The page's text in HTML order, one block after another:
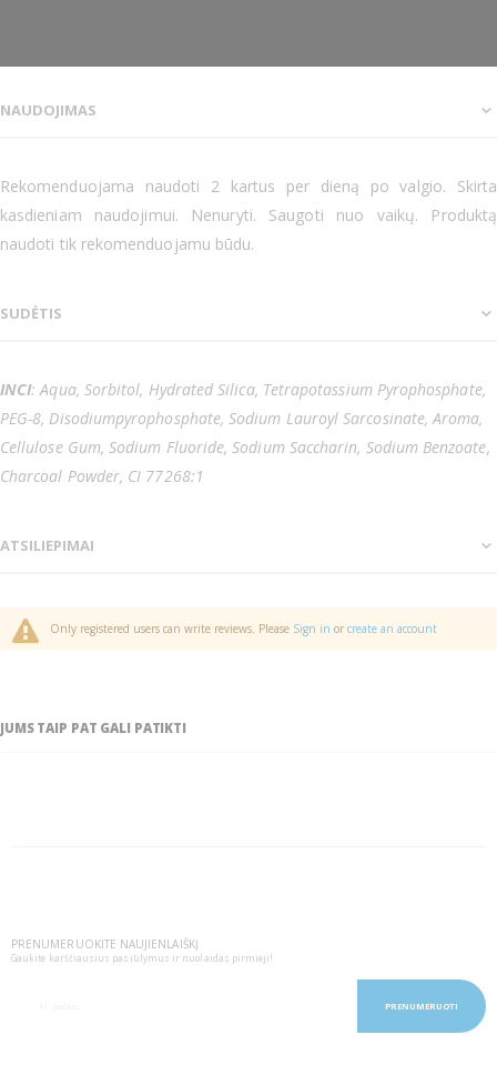
NAUDOJIMAS
Rekomenduojama naudoti 2 kartus per dieną po valgio. Skirta
kasdieniam naudojimui. Nenuryti. Saugoti nuo vaikų. Produktą
naudoti tik rekomenduojamu būdu.
SUDĖTIS
INCI: Aqua, Sorbitol, Hydrated Silica, Tetrapotassium Pyrophosphate,
PEG-8, Disodiumpyrophosphate, Sodium Lauroyl Sarcosinate, Aroma,
Cellulose Gum, Sodium Fluoride, Sodium Saccharin, Sodium Benzoate,
Charcoal Powder, CI 77268:1
ATSILIEPIMAI
Only registered users can write reviews. Please Sign in or create an account
JUMS TAIP PAT GALI PATIKTI
PRENUMERUOKITE NAUJIENLAIŠKĮ
Gaukite karščiausius pasiūlymus ir nuolaidas pirmieji!
PRENUMERUOTI